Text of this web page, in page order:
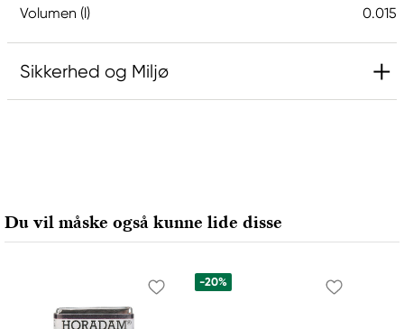
Volumen (l) 0.015
Sikkerhed og Miljø
1160 Köpenhamn K, Denmark
city@stelling.dk
Du vil måske også kunne lide disse
-20%